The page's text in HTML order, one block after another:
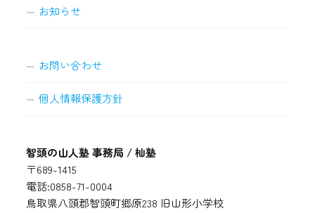
お知らせ
お問い合わせ
個人情報保護方針
智頭の山人塾 事務局 / 杣塾
〒689-1415
電話:0858-71-0004
鳥取県八頭郡智頭町郷原238 旧山形小学校